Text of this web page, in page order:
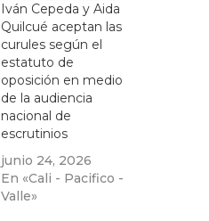
Iván Cepeda y Aida
Quilcué aceptan las
curules según el
estatuto de
oposición en medio
de la audiencia
nacional de
escrutinios
junio 24, 2026
En «Cali - Pacifico -
Valle»